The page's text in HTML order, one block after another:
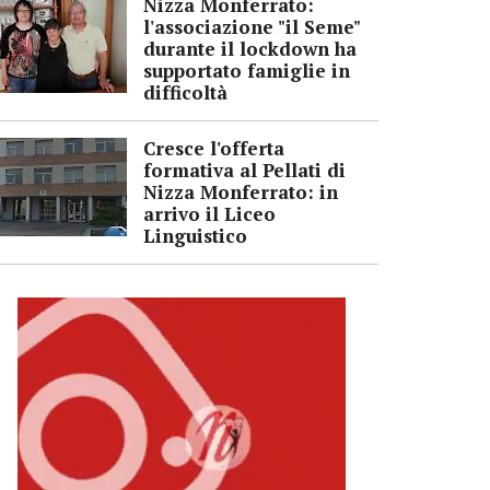
l'associazione "il Seme"
durante il lockdown ha
supportato famiglie in
difficoltà
Cresce l'offerta
formativa al Pellati di
Nizza Monferrato: in
arrivo il Liceo
Linguistico